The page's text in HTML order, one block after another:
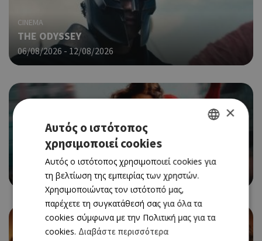
CINEMA
THE ODYSSEY
06/08/2026 - 12/08/2026
SPIDER-MAN: BRAND NEW DAY
06/08/2026 - 12/08/2026
ENGLISH
×
Αυτός ο ιστότοπος
χρησιμοποιεί cookies
Αυτός ο ιστότοπος χρησιμοποιεί cookies για
τη βελτίωση της εμπειρίας των χρηστών.
Χρησιμοποιώντας τον ιστότοπό μας,
παρέχετε τη συγκατάθεσή σας για όλα τα
cookies σύμφωνα με την Πολιτική μας για τα
cookies. Διαβάστε περισσότερα